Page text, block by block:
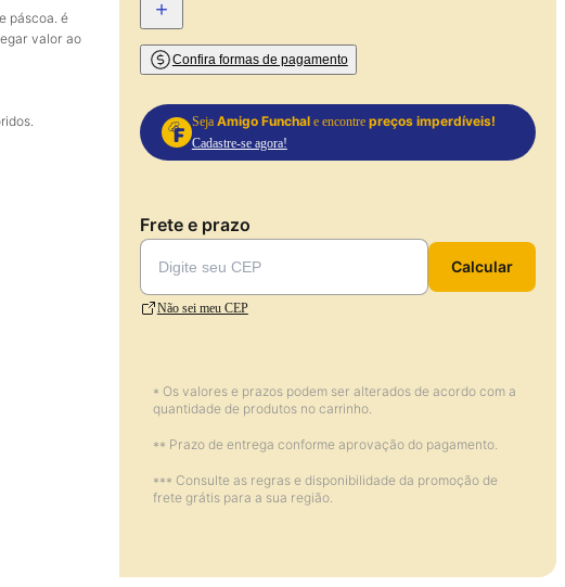
páscoa. é
valor ao
+
Confira formas de pagamento
Seja Amigo Funchale encontre preços imperdíveis!
Cadastre-se agora!
Frete e prazo
Calcular
Não sei meu CEP
* Os valores e prazos podem ser alterados de acordo com a
quantidade de produtos no carrinho.
** Prazo de entrega conforme aprovação do pagamento.
*** Consulte as regras e disponibilidade da promoção de
frete grátis para a sua região.